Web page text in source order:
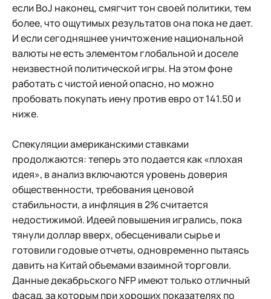
если BoJ наконец, смягчит тон своей политики, тем
более, что ощутимых результатов она пока не дает.
И если сегодняшнее уничтожение национальной
валюты не есть элементом глобальной и доселе
неизвестной политической игры. На этом фоне
работать с чистой иеной опасно, но можно
пробовать покупать иену против евро от 141.50 и
ниже.
Спекуляции американскими ставками
продолжаются: теперь это подается как «плохая
идея», в анализ включаются уровень доверия
общественности, требования ценовой
стабильности, а инфляция в 2% считается
недостижимой. Идеей повышения игрались, пока
тянули доллар вверх, обесценивали сырье и
готовили годовые отчеты, одновременно пытаясь
давить на Китай объемами взаимной торговли.
Данные декабрьского NFP имеют только отличный
фасад, за которым при хороших показателях по